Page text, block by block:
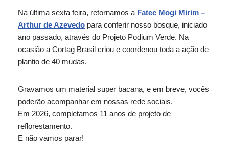
Na última sexta feira, retornamos a Fatec Mogi Mirim –
Arthur de Azevedo para conferir nosso bosque, iniciado
ano passado, através do Projeto Podium Verde. Na
ocasião a Cortag Brasil criou e coordenou toda a ação de
plantio de 40 mudas.
Gravamos um material super bacana, e em breve, vocês
poderão acompanhar em nossas rede sociais.
Em 2026, completamos 11 anos de projeto de
reflorestamento.
E não vamos parar!